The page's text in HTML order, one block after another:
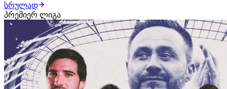
მიუხედავად იმისა, რომ ტრანსფერი ჯერ მხოლოდ
განხილვის ეტაპზეა, ინგლისში უკვე აქტიურად
მსჯელობენ, რატომ შეიძლება იყოს ბრაზილიელი
სწორედ ის ფეხბურთელი,…
სრულად
პრემიერ ლიგა